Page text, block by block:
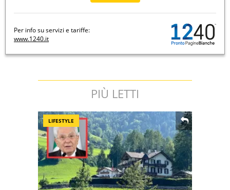
Per info su servizi e tariffe:
www.1240.it
PIÙ LETTI
LIFESTYLE